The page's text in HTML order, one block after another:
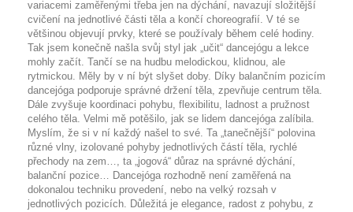
variacemi zaměřenými třeba jen na dýchání, navazují složitější
cvičení na jednotlivé části těla a končí choreografií. V té se
většinou objevují prvky, které se používaly během celé hodiny.
Tak jsem konečně našla svůj styl jak „učit“ dancejógu a lekce
mohly začít. Tančí se na hudbu melodickou, klidnou, ale
rytmickou. Měly by v ní být slyšet doby. Díky balančním pozicím
dancejóga podporuje správné držení těla, zpevňuje centrum těla.
Dále zvyšuje koordinaci pohybu, flexibilitu, ladnost a pružnost
celého těla. Velmi mě potěšilo, jak se lidem dancejóga zalíbila.
Myslím, že si v ní každý našel to své. Ta „tanečnější“ polovina
různé vlny, izolované pohyby jednotlivých částí těla, rychlé
přechody na zem…, ta „jogová“ důraz na správné dýchání,
balanční pozice… Dancejóga rozhodně není zaměřená na
dokonalou techniku provedení, nebo na velký rozsah v
jednotlivých pozicích. Důležitá je elegance, radost z pohybu, z